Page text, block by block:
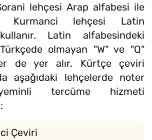
lehçesi Arap alfabesi ile
Kurmanci lehçesi Latin
Latin alfabesindeki
olmayan "W" ve "Q"
de yer alır. Kürtçe çeviri
aşağıdaki lehçelerde noter
tercüme hizmeti
Çeviri